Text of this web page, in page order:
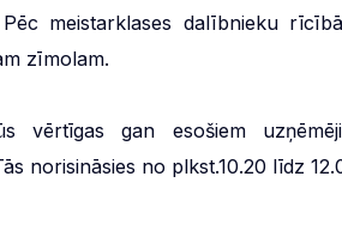
Pēc meistarklases dalībnieku
zīmolam.
vērtīgas gan esošiem
norisināsies no plkst.10.20 līdz